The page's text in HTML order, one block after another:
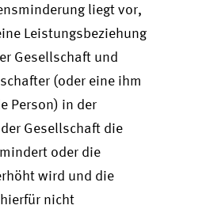
liegt vor,
Leistungsbeziehung
Gesellschaft und
(oder eine ihm
Person) in der
Gesellschaft die
oder die
wird und die
nicht